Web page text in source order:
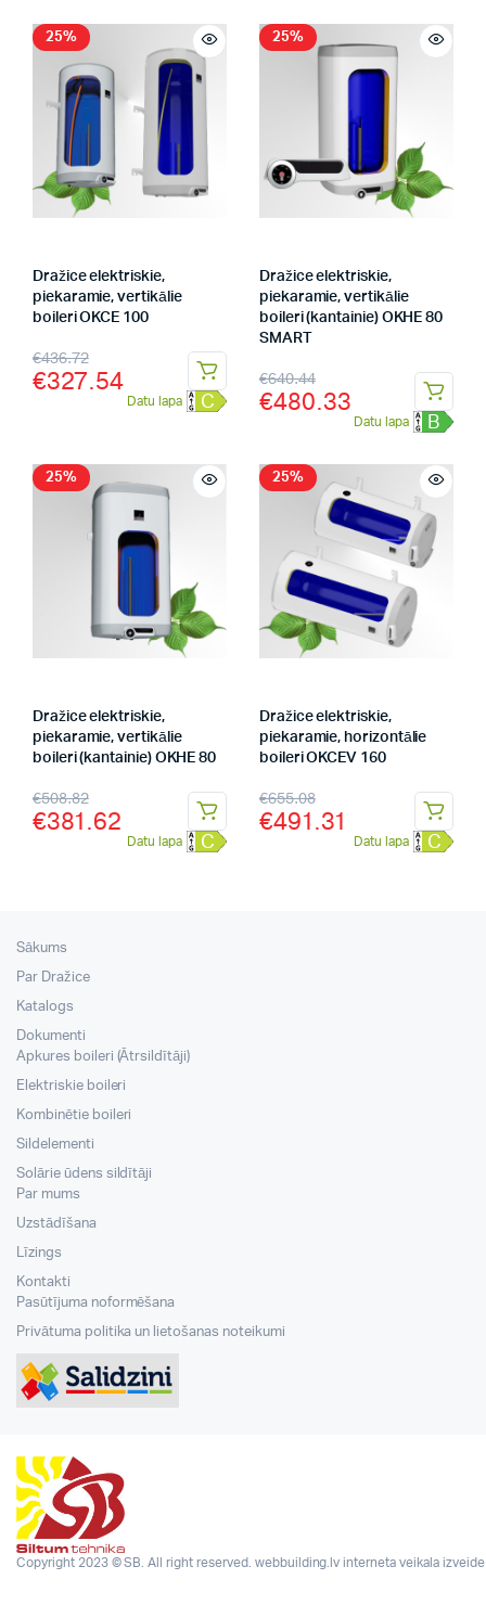
25%
Dražice elektriskie,
piekaramie, vertikālie
boileri OKCE 100
€436.72
€327.54
Datu lapa C
25%
Dražice elektriskie,
piekaramie, vertikālie
boileri (kantainie) OKHE 80
SMART
€640.44
€480.33
Datu lapa B
25%
Dražice elektriskie,
piekaramie, vertikālie
boileri (kantainie) OKHE 80
€508.82
€381.62
Datu lapa C
25%
Dražice elektriskie,
piekaramie, horizontālie
boileri OKCEV 160
€655.08
€491.31
Datu lapa C
Sākums
Par Dražice
Katalogs
Dokumenti
Apkures boileri (Ātrsildītāji)
Elektriskie boileri
Kombinētie boileri
Sildelementi
Solārie ūdens sildītāji
Par mums
Uzstādīšana
Līzings
Kontakti
Pasūtījuma noformēšana
Privātuma politika un lietošanas noteikumi
Copyright 2023 © SB. All right reserved. webbuilding.lvinterneta veikala izveide